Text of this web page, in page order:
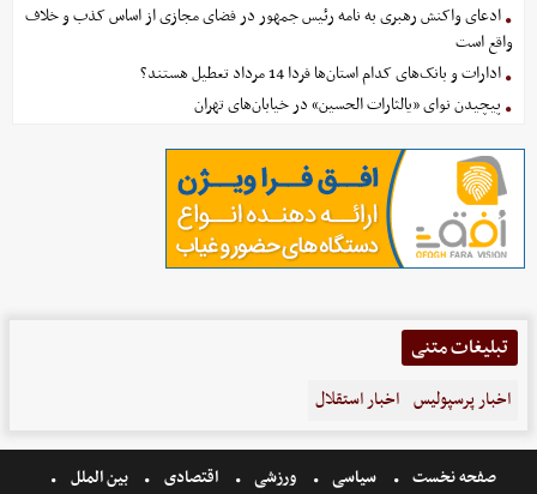
ادعای واکنش رهبری به نامه رئیس جمهور در فضای مجازی از اساس کذب و خلاف
واقع است
ادارات و بانک‌های کدام استان‌ها فردا 14 مرداد تعطیل هستند؟
پیچیدن نوای «یالثارات الحسین» در خیابان‌های تهران
تبلیغات متنی
اخبار پرسپولیس اخبار استقلال
صفحه نخست سیاسی ورزشی اقتصادی
بین الملل